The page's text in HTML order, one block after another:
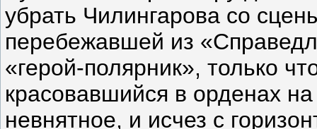
убрать Чилингарова со
перебежавшей из
«герой-полярник», только
красовавшийся в орденах
невнятное, и исчез с